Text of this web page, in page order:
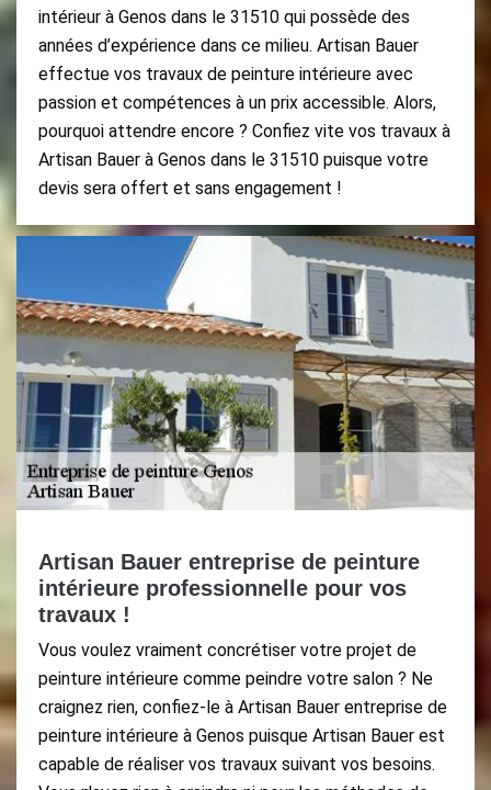
intérieur à Genos dans le 31510 qui possède des
années d’expérience dans ce milieu. Artisan Bauer
effectue vos travaux de peinture intérieure avec
passion et compétences à un prix accessible. Alors,
pourquoi attendre encore ? Confiez vite vos travaux à
Artisan Bauer à Genos dans le 31510 puisque votre
devis sera offert et sans engagement !
Artisan Bauer entreprise de peinture
intérieure professionnelle pour vos
travaux !
Vous voulez vraiment concrétiser votre projet de
peinture intérieure comme peindre votre salon ? Ne
craignez rien, confiez-le à Artisan Bauer entreprise de
peinture intérieure à Genos puisque Artisan Bauer est
capable de réaliser vos travaux suivant vos besoins.